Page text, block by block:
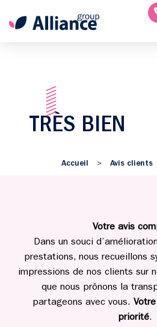
TRÈS BIEN
Accueil > Avis clients
Votre avis
Dans un souci
prestations, nous recueillons
impressions de nos clients sur
que nous prônons la
partageons avec vous.
priorité.